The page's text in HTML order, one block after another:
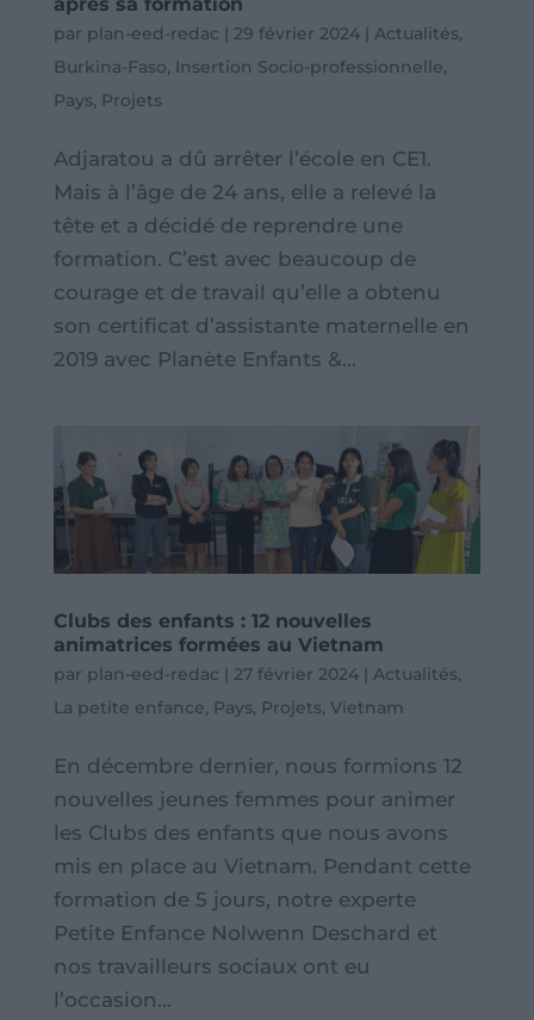
par plan-eed-redac | 29 février 2024| Actualités,
Burkina-Faso, Insertion Socio-professionnelle,
Pays, Projets
Adjaratou a dû arrêter l’école en CE1.
Mais à l’âge de 24 ans, elle a relevé la
tête et a décidé de reprendre une
formation. C’est avec beaucoup de
courage et de travail qu’elle a obtenu
son certificat d’assistante maternelle en
2019 avec Planète Enfants &...
Clubs des enfants : 12 nouvelles
animatrices formées au Vietnam
par plan-eed-redac 27 février 2024| Actualités,
La petite enfance, Pays, Projets, Vietnam
En décembre dernier, nous formions 12
nouvelles jeunes femmes pour animer
les Clubs des enfants que nous avons
mis en place au Vietnam. Pendant cette
formation de 5 jours, notre experte
Petite Enfance Nolwenn Deschard et
nos travailleurs sociaux ont eu
l’occasion...